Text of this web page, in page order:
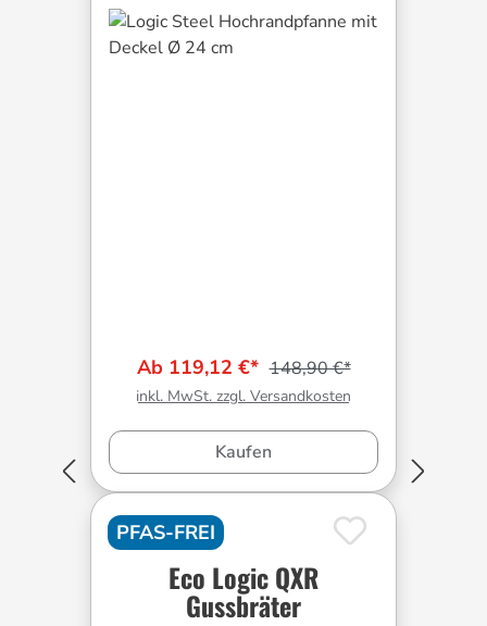
Ab 119,12 €* 148,90 €*
inkl. MwSt. zzgl. Versandkosten
Kaufen
PFAS-FREI
Eco Logic QXR
Gussbräter